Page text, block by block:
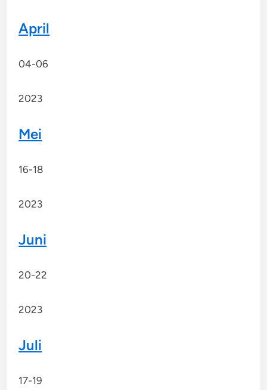
April
04-06
2023
Mei
16-18
2023
Juni
20-22
2023
Juli
17-19